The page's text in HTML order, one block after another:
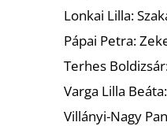
Lonkai Lilla:
Pápai Petra:
Terhes
Varga Lilla
Villányi-Nagy